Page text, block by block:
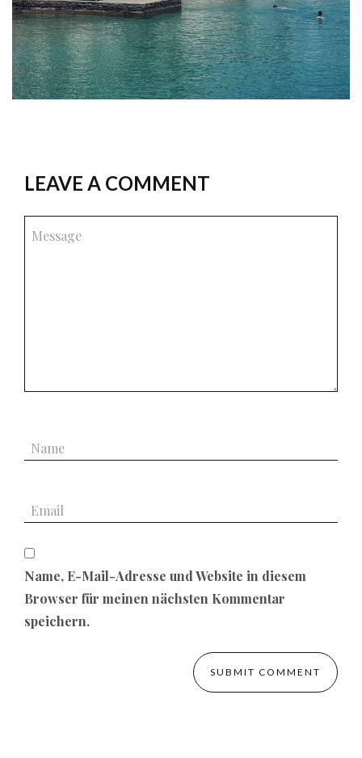
LEAVE A COMMENT
Name, E-Mail-Adresse und Website in diesem
Browser für meinen nächsten Kommentar
speichern.